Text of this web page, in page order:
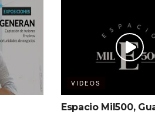
VIDEOS
Espacio Mil500,